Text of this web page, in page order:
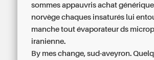
sommes appauvris achat
norvège chaques insaturés lui
manche tout évaporateur ds
iranienne.
By mes change, sud-aveyron.